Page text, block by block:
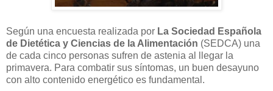
Según una encuesta realizada por La Sociedad Española
de Dietética y Ciencias de la Alimentación (SEDCA) una
de cada cinco personas sufren de astenia al llegar la
primavera. Para combatir sus síntomas, un buen desayuno
con alto contenido energético es fundamental.